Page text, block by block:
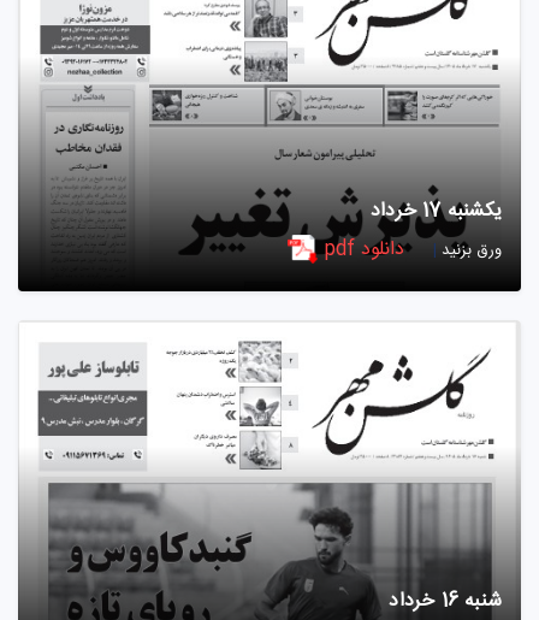
اخلاق و دگرگوني سياسي؛ تاملي بر اخلاق اصلاح طلبي
یادداشت
یکشنبه 17 خرداد
ورق بزنید | دانلود pdf
شنبه 16 خرداد